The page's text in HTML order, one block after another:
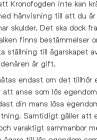
Kronofogden inte kan
hänvisning till att du
skulder. Det ska dock
finns bestämmelser
ställning till ägarskapet
är gift.
endast om det tillhör
att anse som lös
din mans lösa
Samtidigt gäller att
varaktigt sammanbor